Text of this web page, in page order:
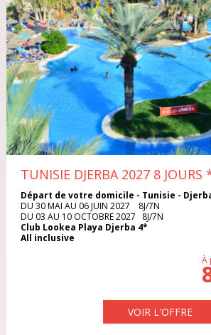
ITALIE
MAROC
POLOGNE
PORTUGAL
RÉPUBLIQUE DOMINICAINE
RÉPUBLIQUE TCHÈQUE
SÉNÉGAL
TUNISIE DJERBA 2027 8 JOURS
Départ de votre domicile - Tunisie -
DU 30 MAI AU 06 JUIN 2027 8J/7N
DU 03 AU 10 OCTOBRE 2027 8J/7N
Club Lookea Playa Djerba 4*
All inclusive
À
VOIR L'OFFRE
TYPE DE VOYAGE
Séjour
Croisière
Circuit Séjour
MOIS DE DÉPART